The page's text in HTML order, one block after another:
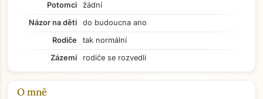
Potomci
žádní
Názor na děti
do budoucna ano
Rodiče
tak normální
Zázemí
rodiče se rozvedli
O mně